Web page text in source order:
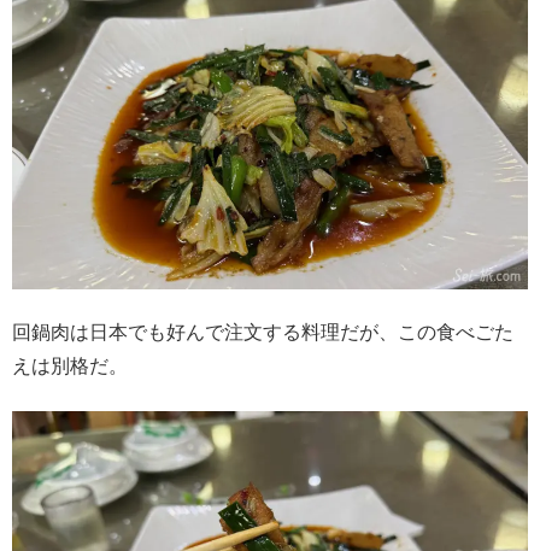
回鍋肉は日本でも好んで注文する料理だが、この食べごた
えは別格だ。